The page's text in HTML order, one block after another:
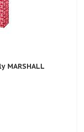
MARSHALL